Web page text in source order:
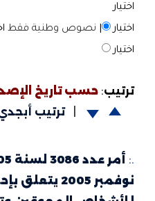
نصوص وطنية فقط اختيار |
حسب تاريخ الإصدار
|
ترتيب أبجدي
نوفمبر 2005 يتعلق